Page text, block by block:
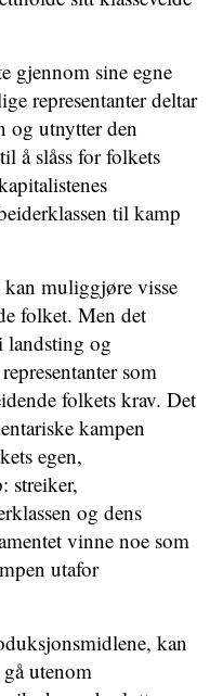
gjennom sine egne
representanter deltar
og utnytter den
å slåss for folkets
til kamp
muliggjøre visse
folket. Men det
landsting og
som
folkets krav. Det
kampen
egen,
streiker,
og dens
vinne noe som
utafor
kan
utenom